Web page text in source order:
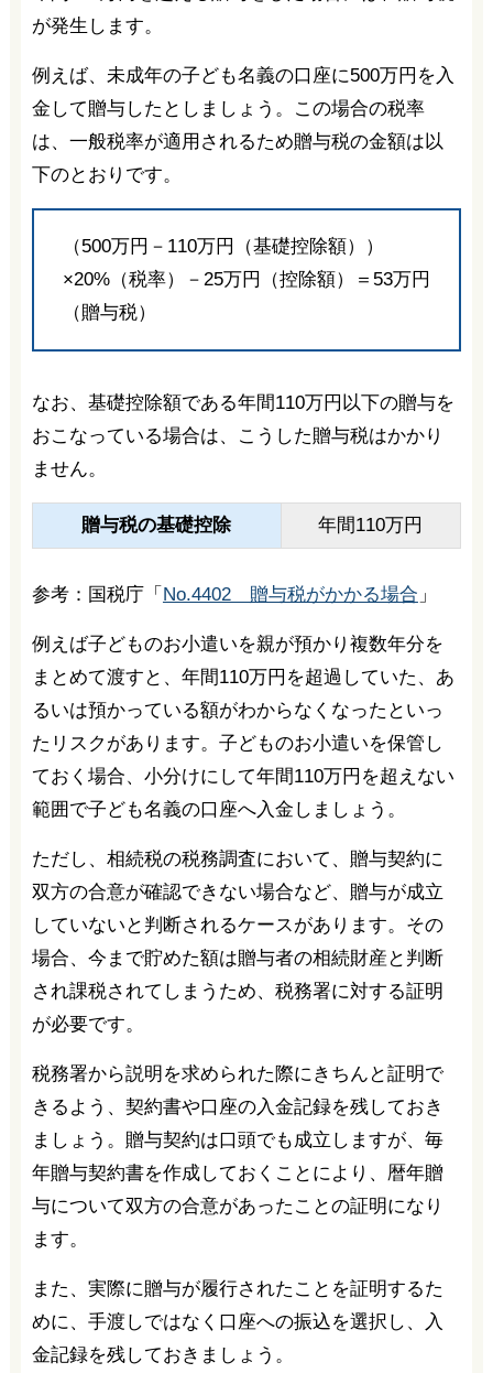
が発生します。
例えば、未成年の子ども名義の口座に500万円を入
金して贈与したとしましょう。この場合の税率
は、一般税率が適用されるため贈与税の金額は以
下のとおりです。
（500万円－110万円（基礎控除額））
×20%（税率）－25万円（控除額）＝53万円
（贈与税）
なお、基礎控除額である年間110万円以下の贈与を
おこなっている場合は、こうした贈与税はかかり
ません。
贈与税の基礎控除 年間110万円
参考：国税庁「 No.4402 贈与税がかかる場合 」
例えば子どものお小遣いを親が預かり複数年分を
まとめて渡すと、年間110万円を超過していた、あ
るいは預かっている額がわからなくなったといっ
たリスクがあります。子どものお小遣いを保管し
ておく場合、小分けにして年間110万円を超えない
範囲で子ども名義の口座へ入金しましょう。
ただし、相続税の税務調査において、贈与契約に
双方の合意が確認できない場合など、贈与が成立
していないと判断されるケースがあります。その
場合、今まで貯めた額は贈与者の相続財産と判断
され課税されてしまうため、税務署に対する証明
が必要です。
税務署から説明を求められた際にきちんと証明で
きるよう、契約書や口座の入金記録を残しておき
ましょう。贈与契約は口頭でも成立しますが、毎
年贈与契約書を作成しておくことにより、暦年贈
与について双方の合意があったことの証明になり
ます。
また、実際に贈与が履行されたことを証明するた
めに、手渡しではなく口座への振込を選択し、入
金記録を残しておきましょう。